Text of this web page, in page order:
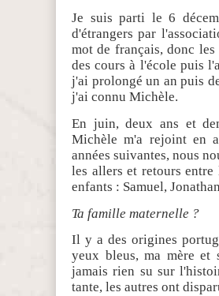
Je suis parti le 6
d'étrangers par
mot de français, donc
des cours à l'école puis
j'ai prolongé un an puis
j'ai connu Michèle.
En juin, deux ans et
Michèle m'a rejoint en
années suivantes, nous
les allers et retours entre
enfants : Samuel,
Ta famille maternelle ?
Il y a des origines
yeux bleus, ma mère et
jamais rien su sur
tante, les autres ont